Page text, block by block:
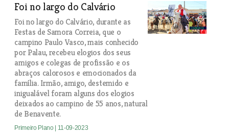
Foi no largo do Calvário
Foi no largo do Calvário, durante as
Festas de Samora Correia, que o
campino Paulo Vasco, mais conhecido
por Palau, recebeu elogios dos seus
amigos e colegas de profissão e os
abraços calorosos e emocionados da
família. Irmão, amigo, destemido e
inigualável foram alguns dos elogios
deixados ao campino de 55 anos, natural
de Benavente.
Primeiro Plano | 11-09-2023